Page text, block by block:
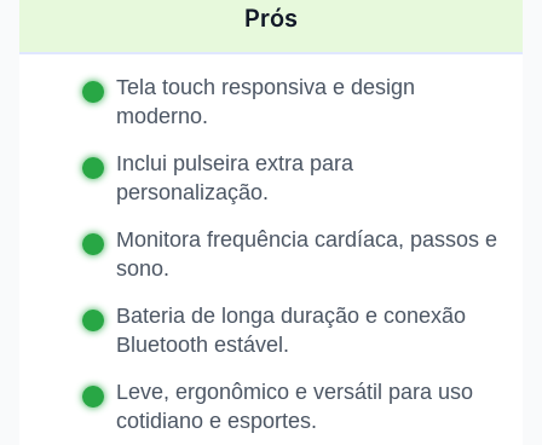
Prós
Tela touch responsiva e design
moderno.
Inclui pulseira extra para
personalização.
Monitora frequência cardíaca, passos e
sono.
Bateria de longa duração e conexão
Bluetooth estável.
Leve, ergonômico e versátil para uso
cotidiano e esportes.